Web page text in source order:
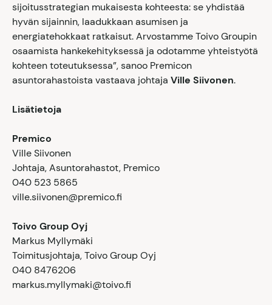
sijoitusstrategian mukaisesta kohteesta: se yhdistää
hyvän sijainnin, laadukkaan asumisen ja
energiatehokkaat ratkaisut. Arvostamme Toivo Groupin
osaamista hankekehityksessä ja odotamme yhteistyötä
kohteen toteutuksessa”, sanoo Premicon
asuntorahastoista vastaava johtaja Ville Siivonen.
Lisätietoja
Premico
Ville Siivonen
Johtaja, Asuntorahastot, Premico
040 523 5865
ville.siivonen@premico.fi
Toivo Group Oyj
Markus Myllymäki
Toimitusjohtaja, Toivo Group Oyj
040 8476206
markus.myllymaki@toivo.fi